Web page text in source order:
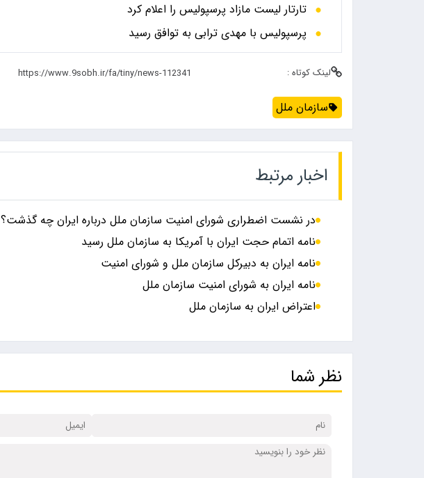
تارتار لیست مازاد پرسپولیس را اعلام کرد
پرسپولیس با مهدی ترابی به توافق رسید
لینک کوتاه :
سازمان ملل
اخبار مرتبط
در نشست اضطراری شورای امنیت سازمان ملل درباره ایران چه گذشت؟
نامه اتمام حجت ایران با آمریکا به سازمان ملل رسید
نامه ایران به دبیرکل سازمان ملل و شورای امنیت
نامه ایران به شورای امنیت سازمان ملل
اعتراض ایران به سازمان ملل
نظر شما